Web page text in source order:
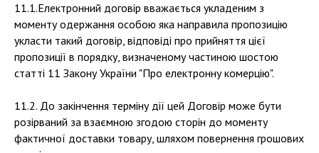
11.1.Електронний договір вважається укладеним з
моменту одержання особою яка направила пропозицію
укласти такий договір, відповіді про прийняття цієї
пропозиції в порядку, визначеному частиною шостою
статті 11 Закону України "Про електронну комерцію".
11.2. До закінчення терміну дії цей Договір може бути
розірваний за взаємною згодою сторін до моменту
фактичної доставки товару, шляхом повернення грошових